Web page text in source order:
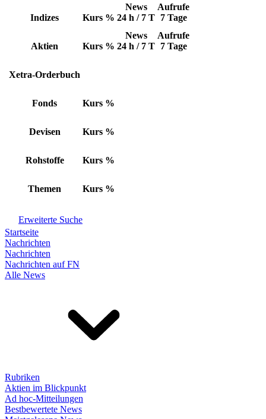
Indizes Kurs %
News
24 h / 7 T
Aufrufe
7 Tage
Aktien Kurs %
News
24 h / 7 T
Aufrufe
7 Tage
Xetra-Orderbuch
Fonds Kurs %
Devisen Kurs %
Rohstoffe Kurs %
Themen Kurs %
Erweiterte Suche
Startseite
Nachrichten
Nachrichten
Nachrichten auf FN
Alle News
Rubriken
Aktien im Blickpunkt
Ad hoc-Mitteilungen
Bestbewertete News